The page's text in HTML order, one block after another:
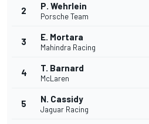
2 P. Wehrlein
Porsche Team
3 E. Mortara
Mahindra Racing
4 T. Barnard
McLaren
5 N. Cassidy
Jaguar Racing